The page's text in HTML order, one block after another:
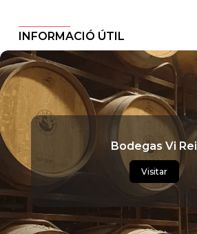
INFORMACIÓ ÚTIL
Bodegas Vi Rei
Visitar